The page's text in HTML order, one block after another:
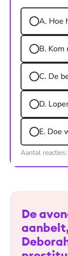
A. Hoe
B. Kom
C. De
D.
E. Doe
Aantal reacties:
De